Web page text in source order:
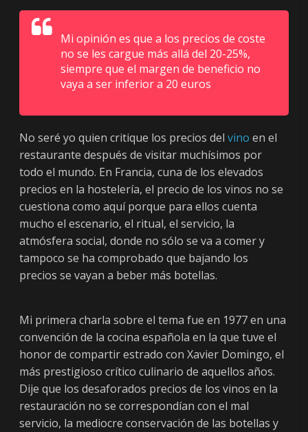
Mi opinión es que a los precios de coste
no se les cargue más allá del 20-25%,
siempre que el margen de beneficio no
vaya a ser inferior a 20 euros
No seré yo quien critique los precios delvino en el
restaurante después de visitar muchísimos por
todo el mundo. En Francia, cuna de los elevados
precios en la hostelería, el precio de los vinos no se
cuestiona como aquí porque para ellos cuenta
mucho el escenario, el ritual, el servicio, la
atmósfera social, donde no sólo se va a comer y
tampoco se ha comprobado que bajando los
precios se vayan a beber más botellas.
Mi primera charla sobre el tema fue en 1977 en una
convención de la cocina española en la que tuve el
honor de compartir estrado con Xavier Domingo, el
más prestigioso crítico culinario de aquellos años.
Dije que los desaforados precios de los vinos en la
restauración no se correspondían con el mal
servicio, la mediocre conservación de las botellas y